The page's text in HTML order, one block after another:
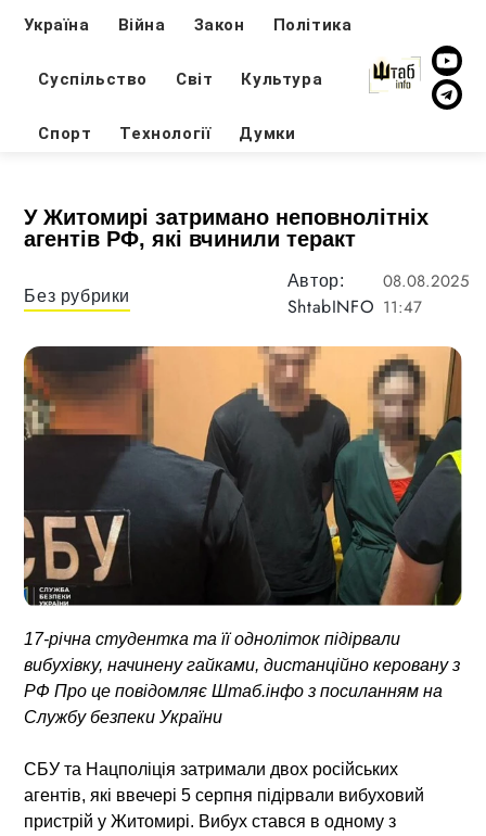
Україна Війна Закон Політика
Суспільство Світ Культура
Спорт Технології Думки
У Житомирі затримано неповнолітніх
агентів РФ, які вчинили теракт
Без рубрики
Автор:
ShtabINFO
08.08.2025
11:47
17-річна студентка та її одноліток підірвали
вибухівку, начинену гайками, дистанційно керовану з
РФ Про це повідомляє Штаб.інфо з посиланням на
Службу безпеки України
СБУ та Нацполіція затримали двох російських
агентів, які ввечері 5 серпня підірвали вибуховий
пристрій у Житомирі. Вибух стався в одному з